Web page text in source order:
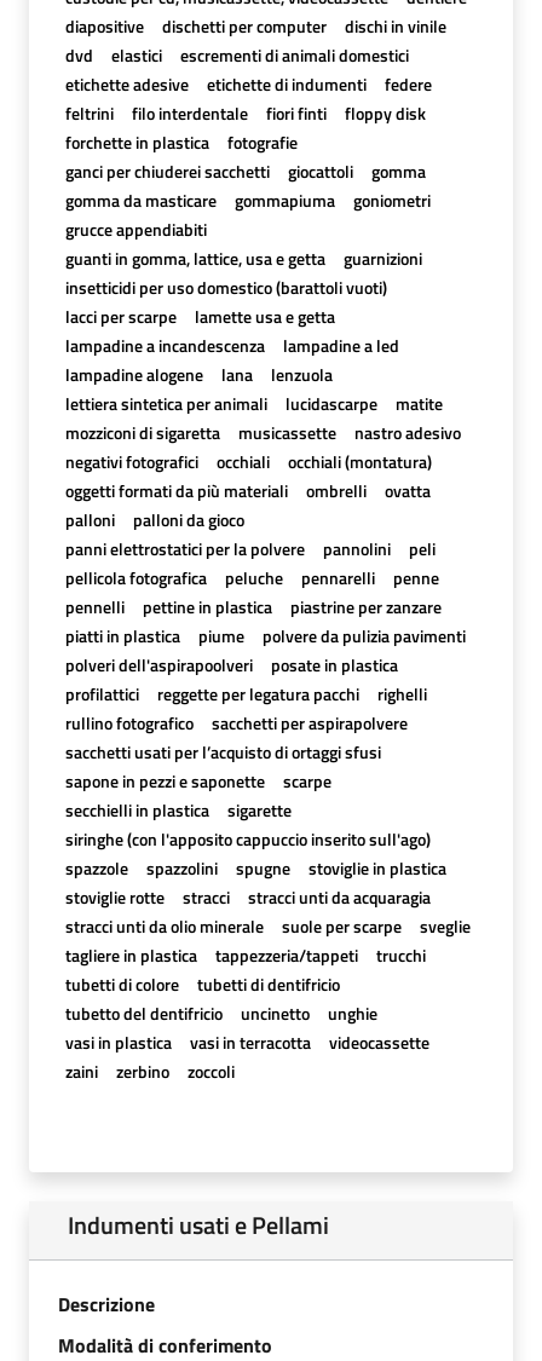
diapositive
dischetti per computer
dischi in vinile
dvd
elastici
escrementi di animali domestici
etichette adesive
etichette di indumenti
federe
feltrini
filo interdentale fiori finti
floppy disk
forchette in plastica
fotografie
ganci per chiuderei sacchetti
giocattoli
gomma
gomma da masticare
gommapiuma
goniometri
grucce appendiabiti
guanti in gomma, lattice, usa e getta
guarnizioni
insetticidi per uso domestico (barattoli vuoti)
lacci per scarpe
lamette usa e getta
lampadine a incandescenza
lampadine a led
lampadine alogene
lana
lenzuola
lettiera sintetica per animali
lucidascarpe
matite
mozziconi di sigaretta
musicassette
nastro adesivo
negativi fotografici
occhiali
occhiali (montatura)
oggetti formati da più materiali
ombrelli
ovatta
palloni
palloni da gioco
panni elettrostatici per la polvere
pannolini
peli
pellicola fotografica
peluche pennarelli
penne
pennelli
pettine in plastica
piastrine per zanzare
piatti in plastica
piume
polvere da pulizia pavimenti
polveri dell'aspirapoolveri
posate in plastica
profilattici
reggette per legatura pacchi
righelli
rullino fotografico
sacchetti per aspirapolvere
sacchetti usati per l’acquisto di ortaggi sfusi
sapone in pezzi e saponette
scarpe
secchielli in plastica
sigarette
siringhe (con l'apposito cappuccio inserito sull'ago)
spazzole
spazzolini spugne
stoviglie in plastica
stoviglie rotte
stracci
stracci unti da acquaragia
stracci unti da olio minerale
suole per scarpe
sveglie
tagliere in plastica
tappezzeria/tappeti
trucchi
tubetti di colore
tubetti di dentifricio
tubetto del dentifricio
uncinetto
unghie
vasi in plastica
vasi in terracotta
videocassette
zaini
zerbino zoccoli
Indumenti usati e Pellami
Descrizione
Modalità di conferimento